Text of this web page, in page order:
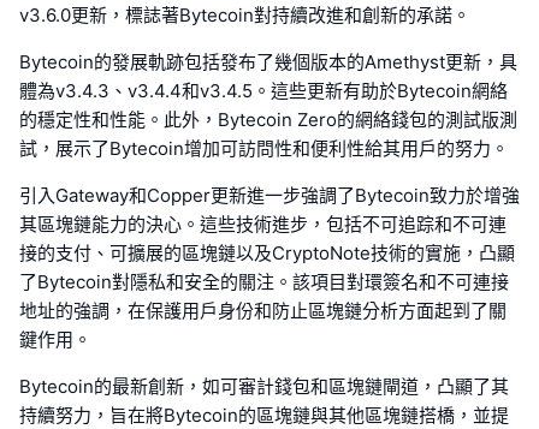
v3.6.0更新，標誌著Bytecoin對持續改進和創新的承諾。
Bytecoin的發展軌跡包括發布了幾個版本的Amethyst更新，具
體為v3.4.3、v3.4.4和v3.4.5。這些更新有助於Bytecoin網絡
的穩定性和性能。此外，Bytecoin Zero的網絡錢包的測試版測
試，展示了Bytecoin增加可訪問性和便利性給其用戶的努力。
引入Gateway和Copper更新進一步強調了Bytecoin致力於增強
其區塊鏈能力的決心。這些技術進步，包括不可追踪和不可連
接的支付、可擴展的區塊鏈以及CryptoNote技術的實施，凸顯
了Bytecoin對隱私和安全的關注。該項目對環簽名和不可連接
地址的強調，在保護用戶身份和防止區塊鏈分析方面起到了關
鍵作用。
Bytecoin的最新創新，如可審計錢包和區塊鏈閘道，凸顯了其
持續努力，旨在將Bytecoin的區塊鏈與其他區塊鏈搭橋，並提